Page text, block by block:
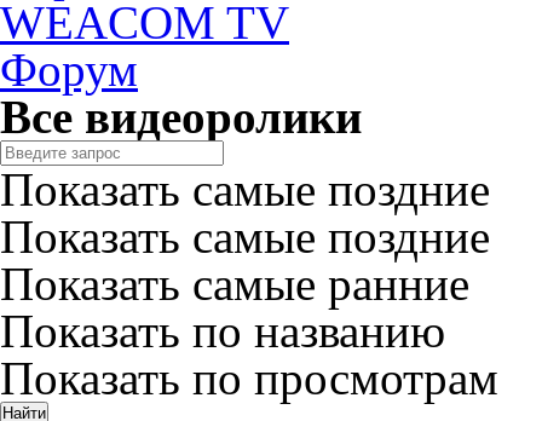
WEACOM TV
Форум
Все видеоролики
Показать самые поздние
Показать самые поздние
Показать самые ранние
Показать по названию
Показать по просмотрам